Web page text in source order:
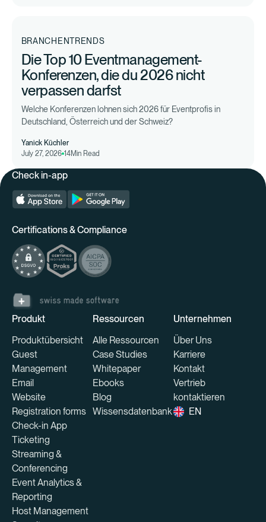
BRANCHENTRENDS
Die Top 10 Eventmanagement-
Konferenzen, die du 2026 nicht
verpassen darfst
Welche Konferenzen lohnen sich 2026 für Eventprofis in
Deutschland, Österreich und der Schweiz?
Yanick Küchler
July 27, 2026 14Min Read
Check in-app
Certifications & Compliance
Produkt
Produktübersicht
Guest
Management
Email
Website
Registration forms
Check-in App
Ticketing
Streaming &
Conferencing
Event Analytics &
Reporting
Host Management
Ressourcen
Alle Ressourcen
Case Studies
Whitepaper
Ebooks
Blog
Wissensdatenbank
Unternehmen
Über Uns
Karriere
Kontakt
Vertrieb
kontaktieren
EN